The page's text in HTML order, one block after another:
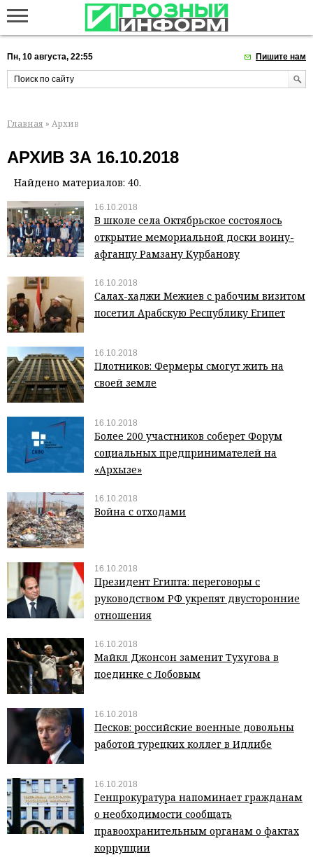
Пн, 10 августа, 22:55 Пишите нам
Главная » Архив
АРХИВ ЗА 16.10.2018
Найдено материалов: 40.
16.10.2018
В школе села Октябрьское состоялось
открытие мемориальной доски воину-
афганцу Рамзану Курбанову
16.10.2018
Салах-хаджи Межиев с рабочим визитом
посетил Арабскую Республику Египет
16.10.2018
Плотников: Фермеры смогут жить на
своей земле
16.10.2018
Более 200 участников соберет Форум
социальных предпринимателей на
«Архызе»
16.10.2018
Война с отходами
16.10.2018
Президент Египта: переговоры с
руководством РФ укрепят двусторонние
отношения
16.10.2018
Майкл Джонсон заменит Тухугова в
поединке с Лобовым
16.10.2018
Песков: российские военные довольны
работой турецких коллег в Идлибе
16.10.2018
Генпрокуратура напоминает гражданам
о необходимости сообщать
правоохранительным органам о фактах
коррупции